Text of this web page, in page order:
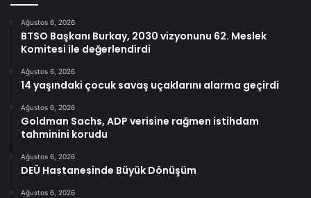
Ağustos 6, 2026
BTSO Başkanı Burkay, 2030 vizyonunu 62. Meslek
Komitesi ile değerlendirdi
Ağustos 6, 2026
14 yaşındaki çocuk savaş uçaklarını alarma geçirdi
Ağustos 6, 2026
Goldman Sachs, ADP verisine rağmen istihdam
tahminini korudu
Ağustos 6, 2026
DEÜ Hastanesinde Büyük Dönüşüm
Ağustos 6, 2026